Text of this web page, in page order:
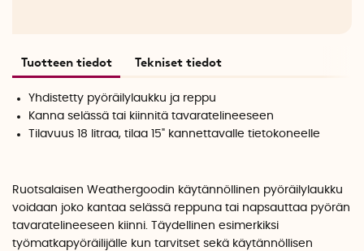
Tuotteen tiedot Tekniset tiedot
Yhdistetty pyöräilylaukku ja reppu
Kanna selässä tai kiinnitä tavaratelineeseen
Tilavuus 18 litraa, tilaa 15" kannettavalle tietokoneelle
Ruotsalaisen Weathergoodin käytännöllinen pyöräilylaukku
voidaan joko kantaa selässä reppuna tai napsauttaa pyörän
tavaratelineeseen kiinni. Täydellinen esimerkiksi
työmatkapyöräilijälle kun tarvitset sekä käytännöllisen